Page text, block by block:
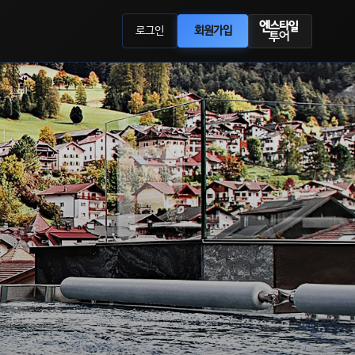
로그인 회원가입